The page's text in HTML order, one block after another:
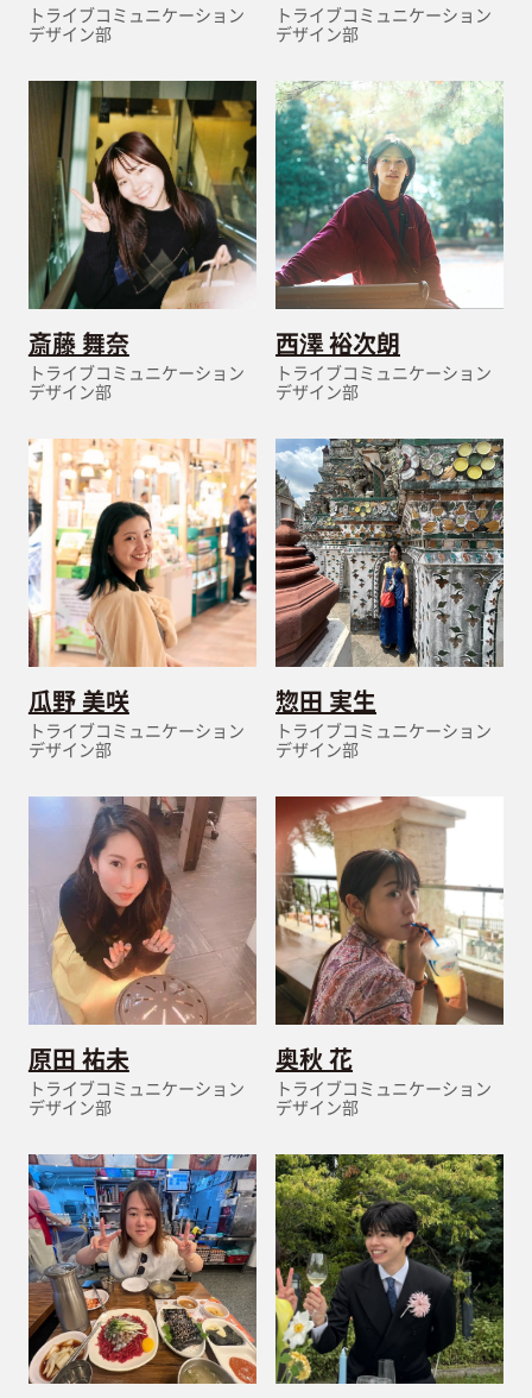
トライブコミュニケーション
デザイン部
トライブコミュニケーション
デザイン部
斎藤 舞奈
トライブコミュニケーション
デザイン部
西澤 裕次朗
トライブコミュニケーション
デザイン部
瓜野 美咲
トライブコミュニケーション
デザイン部
惣田 実生
トライブコミュニケーション
デザイン部
原田 祐未
トライブコミュニケーション
デザイン部
奥秋 花
トライブコミュニケーション
デザイン部